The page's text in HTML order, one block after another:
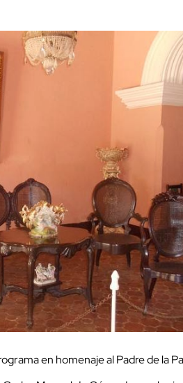
en homenaje al Padre de la